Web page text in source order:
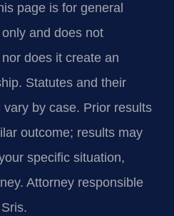
page is for general
and does not
does it create an
Statutes and their
by case. Prior results
outcome; results may
specific situation,
Attorney responsible